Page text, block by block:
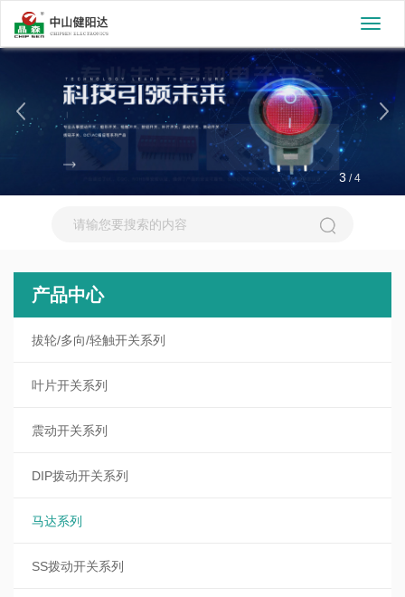
切
换
3/4
产品中心
拔轮/多向/轻触开关系列
叶片开关系列
震动开关系列
DIP拨动开关系列
马达系列
SS拨动开关系列